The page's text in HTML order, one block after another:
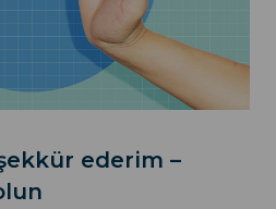
ederim –